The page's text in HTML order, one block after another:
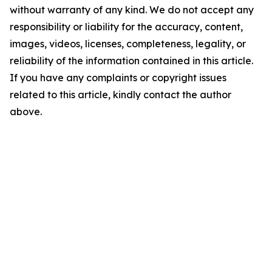
without warranty of any kind. We do not accept any
responsibility or liability for the accuracy, content,
images, videos, licenses, completeness, legality, or
reliability of the information contained in this article.
If you have any complaints or copyright issues
related to this article, kindly contact the author
above.